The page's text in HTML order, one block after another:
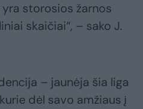
storosios žarnos
skaičiai“, – sako J.
– jaunėja šia liga
dėl savo amžiaus į